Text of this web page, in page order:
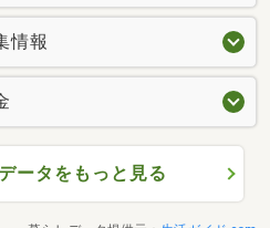
情報
ータをもっと見る